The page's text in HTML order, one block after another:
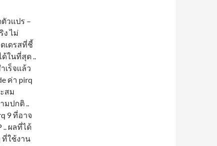
วแปร –
ง ไม่
เดรสที่ชี้
ในที่สุด ..
เร็จแล้ว
ค่า pirq
สม
มปกติ ..
9 ที่อาจ
.. ผลที่ได้
ที่ใช้งาน